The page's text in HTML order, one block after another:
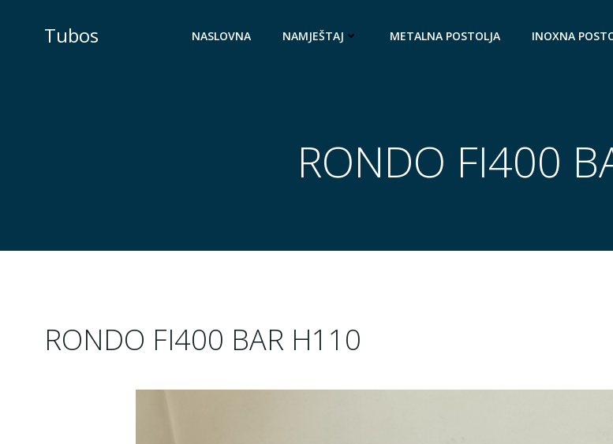
Tubos NASLOVNA NAMJEŠTAJ METALNA POSTOLJA INOXNA
RONDO FI400
RONDO FI400 BAR H110